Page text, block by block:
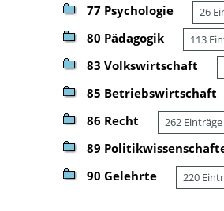
77 Psychologie 26
80 Pädagogik 113
83 Volkswirtschaft
85 Betriebswirtschaft
86 Recht 262 Einträge
89
90 Gelehrte 220